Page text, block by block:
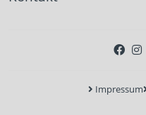
Impressum